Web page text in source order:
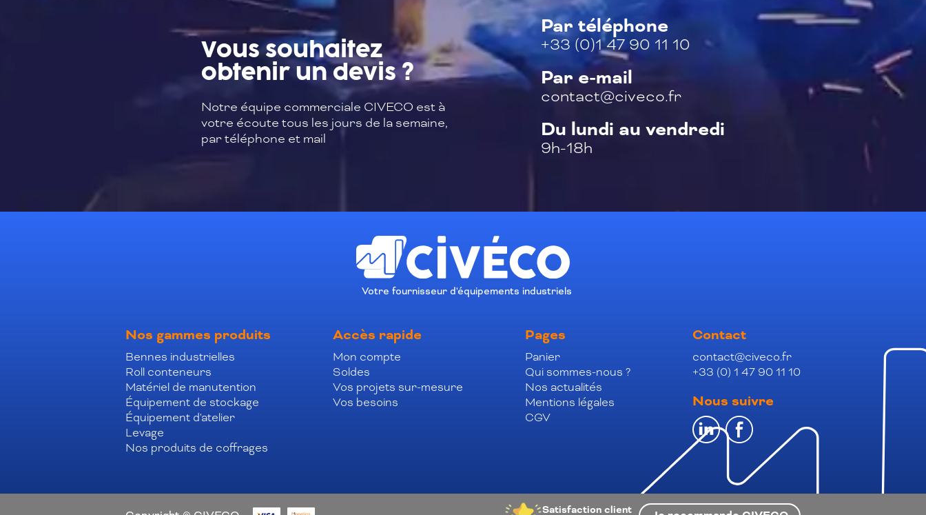
Vous souhaitez
obtenir un devis ?
Notre équipe commerciale CIVECO est à
votre écoute tous les jours de la semaine,
par téléphone et mail
Par téléphone
+33 (0)1 47 90 11 10
Par e-mail
contact@civeco.fr
Du lundi au vendredi
9h-18h
Votre fournisseur d'équipements industriels
Nos gammes produits
Bennes industrielles
Roll conteneurs
Matériel de manutention
Équipement de stockage
Équipement d'atelier
Levage
Nos produits de coffrages
Accès rapide
Mon compte
Soldes
Vos projets sur-mesure
Vos besoins
Pages
Panier
Qui sommes-nous ?
Nos actualités
Mentions légales
CGV
Contact
contact@civeco.fr
+33 (0) 1 47 90 11 10
Nous suivre
Satisfaction client